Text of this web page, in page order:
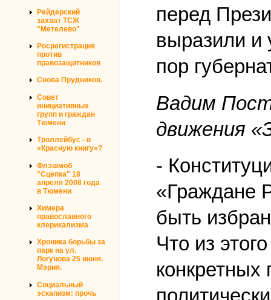
Рейдерский
захват ТСЖ
"Метелево"
Росрегистрация
против
правозащитников
Снова Прудников.
Совет
инициативных
групп и граждан
Тюмени
Троллейбус - в
«Красную книгу»?
Флэшмоб
"Сцепка" 18
апреля 2008 года
в Тюмени
Химера
православного
клерикализма
Хроника борьбы за
парк на ул.
Логунова 25 июня.
Мэрия.
Социальный
эскапизм: прочь
перед
выразили и
пор
Вадим
движения
-
«Граждане
быть
Что из